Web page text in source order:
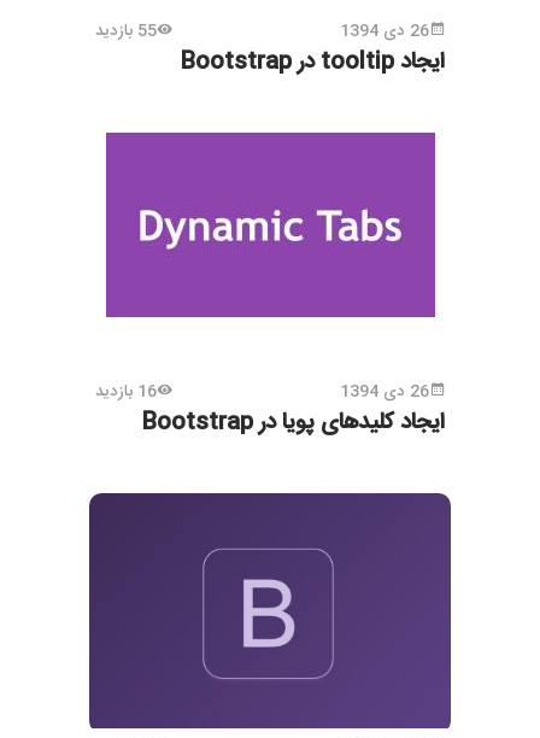
26 دی 1394 55 بازدید
ایجاد tooltip در Bootstrap
26 دی 1394 16 بازدید
ایجاد کلیدهای پویا در Bootstrap